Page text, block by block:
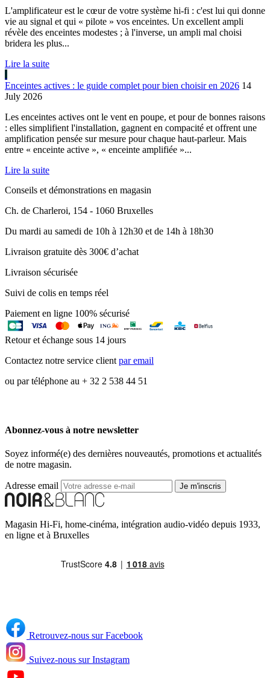
L'amplificateur est le cœur de votre système hi-fi : c'est lui qui donne
vie au signal et qui « pilote » vos enceintes. Un excellent ampli
révèle des enceintes modestes ; à l'inverse, un ampli mal choisi
bridera les plus...
Lire la suite
Enceintes actives : le guide complet pour bien choisir en 2026 14
July 2026
Les enceintes actives ont le vent en poupe, et pour de bonnes raisons
: elles simplifient l'installation, gagnent en compacité et offrent une
amplification pensée sur mesure pour chaque haut-parleur. Mais
entre « enceinte active », « enceinte amplifiée »...
Lire la suite
Conseils et démonstrations en magasin
Ch. de Charleroi, 154 - 1060 Bruxelles
Du mardi au samedi de 10h à 12h30 et de 14h à 18h30
Livraison gratuite dès 300€ d’achat
Livraison sécurisée
Suivi de colis en temps réel
Paiement en ligne 100% sécurisé
Retour et échange sous 14 jours
Contactez notre service clientpar email
ou par téléphone au + 32 2 538 44 51
Abonnez-vous à notre newsletter
Soyez informé(e) des dernières nouveautés, promotions et actualités
de notre magasin.
Adresse email Je m'inscris
Magasin Hi-Fi, home-cinéma, intégration audio-vidéo depuis 1933,
en ligne et à Bruxelles
Retrouvez-nous sur Facebook
Suivez-nous sur Instagram